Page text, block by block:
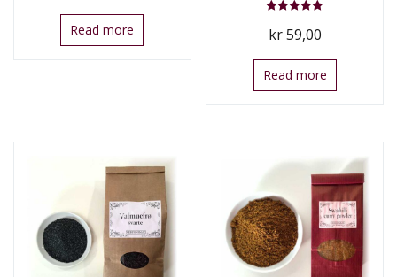
Read more
5.00
out of 5
kr59,00
Read more